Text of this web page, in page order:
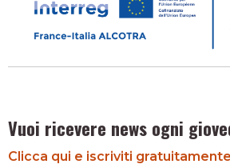
Vuoi ricevere news ogni
Clicca qui e iscriviti